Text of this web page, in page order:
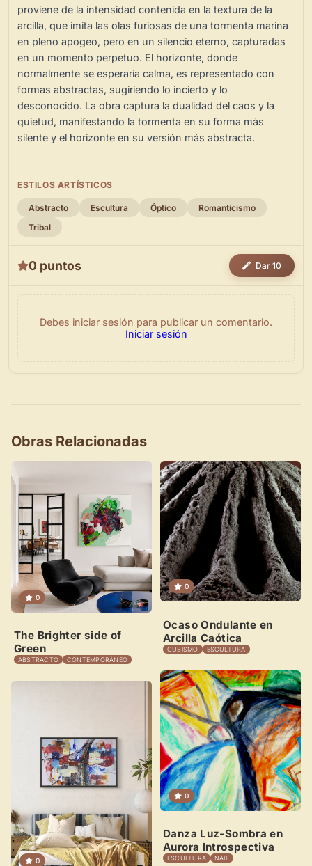
proviene de la intensidad contenida en la textura de la
arcilla, que imita las olas furiosas de una tormenta marina
en pleno apogeo, pero en un silencio eterno, capturadas
en un momento perpetuo. El horizonte, donde
normalmente se esperaría calma, es representado con
formas abstractas, sugiriendo lo incierto y lo
desconocido. La obra captura la dualidad del caos y la
quietud, manifestando la tormenta en su forma más
silente y el horizonte en su versión más abstracta.
ESTILOS ARTÍSTICOS
Abstracto Escultura Óptico
Romanticismo
Tribal
0 puntos Dar 10
Debes iniciar sesión para publicar un comentario.
Iniciar sesión
Obras Relacionadas
0
The Brighter side of
Green
ABSTRACTO CONTEMPORÁNEO
0
0
Ocaso Ondulante en
Arcilla Caótica
CUBISMO ESCULTURA
0
Danza Luz-Sombra en
Aurora Introspectiva
ESCULTURA NAIF
Novedad: Tu Panel de Usuario
Directorio de Arteestrena su nuevoPanel de Usuario
: tu
centro de control para gestionar todo tu arte.
Publica y gestiona tus obras
Administra tu Espacio de Arte
Crea eventos y noticias
Recibe y responde mensajes
Sigue las visitas de tus obras
Crear cuenta y abrir mi Panel Explorar obras